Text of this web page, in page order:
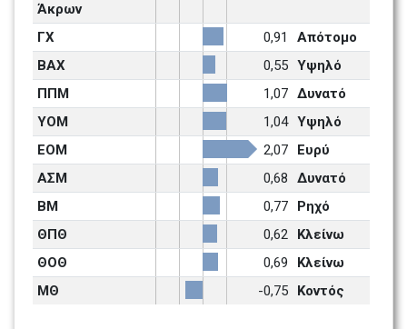
Άκρων
ΓΧ 0,91
Απότομο
ΒΑΧ
0,55 Υψηλό
ΠΠΜ
1,07 Δυνατό
ΥΟΜ
1,04 Υψηλό
ΕΟΜ
2,07
Ευρύ
ΑΣΜ
0,68
Δυνατό
ΒΜ
0,77
Ρηχό
ΘΠΘ
0,62
Κλείνω
ΘΟΘ
0,69
Κλείνω
ΜΘ
-0,75 Κοντός